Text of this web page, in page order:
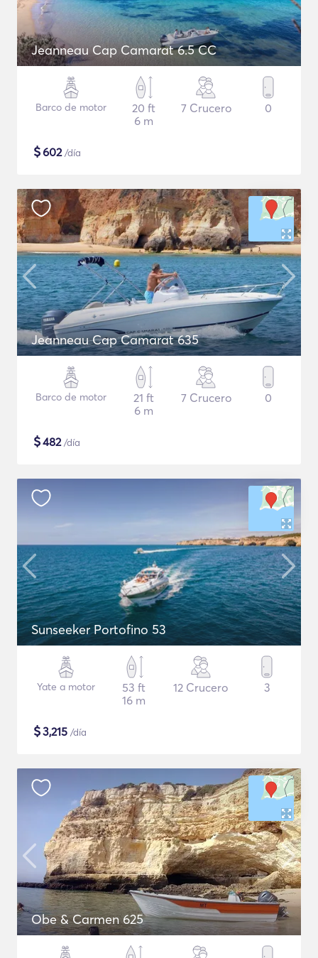
Jeanneau Cap Camarat 6.5 CC
Barco de motor
20 ft
6 m
7 Crucero 0
$602/día
Jeanneau Cap Camarat 635
Barco de motor
21 ft
6 m
7 Crucero 0
$482/día
Sunseeker Portofino 53
Yate a motor
53 ft
16 m
12 Crucero 3
$3,215 /día
Obe & Carmen 625